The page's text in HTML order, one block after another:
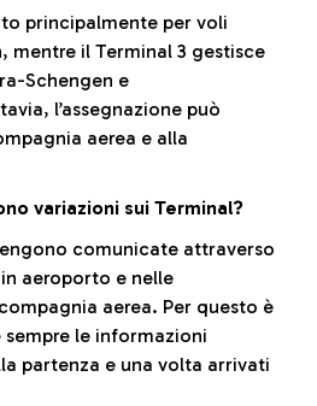
principalmente per voli
mentre il Terminal 3 gestisce
Schengen e
l’assegnazione può
aerea e alla
variazioni sui Terminal?
comunicate attraverso
aeroporto e nelle
aerea. Per questo è
le informazioni
partenza e una volta arrivati